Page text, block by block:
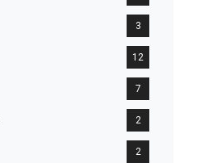
3
12
7
2
2